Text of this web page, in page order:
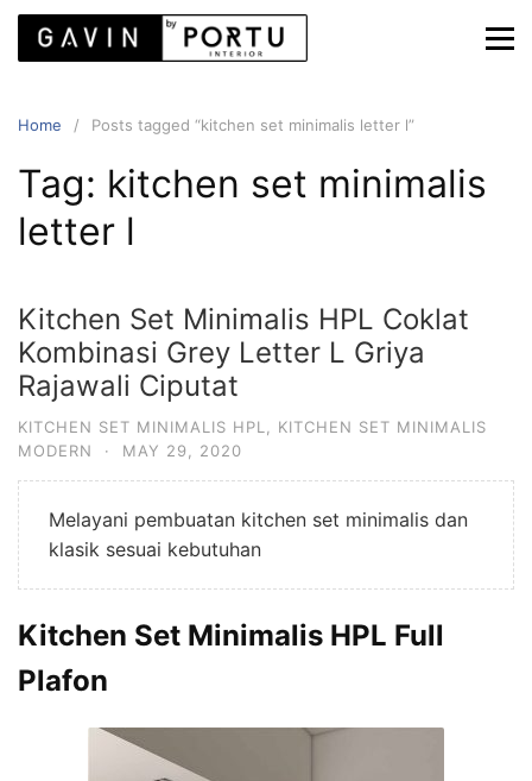
Home Posts tagged “kitchen set minimalis letter l”
Tag: kitchen set minimalis
letter l
Kitchen Set Minimalis HPL Coklat
Kombinasi Grey Letter L Griya
Rajawali Ciputat
KITCHEN SET MINIMALIS HPL
KITCHEN SET MINIMALIS
MODERN
· MAY 29, 2020
Melayani pembuatan kitchen set minimalis dan
klasik sesuai kebutuhan
Kitchen Set Minimalis HPL Full
Plafon